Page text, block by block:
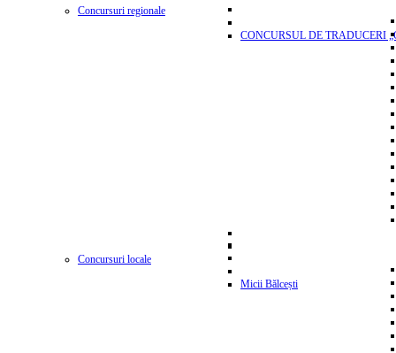
Concursuri regionale
CONCURSUL DE TRADUCERI
Concursuri locale
Micii Bălcești